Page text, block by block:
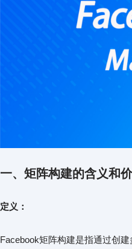
一、 矩阵构建的含义和
定义：
Facebook矩阵构建是指通过创